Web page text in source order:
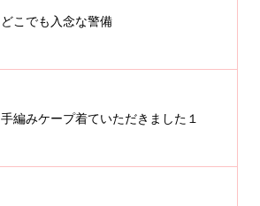
どこでも入念な警備
手編みケープ着ていただきました１